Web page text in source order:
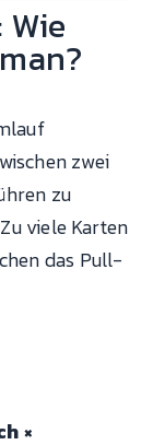
zwei
zu
viele Karten
das Pull-
×